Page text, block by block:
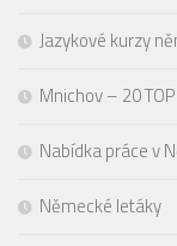
Jazykové kurzy
Mnichov – 20
Nabídka práce v
Německé letáky